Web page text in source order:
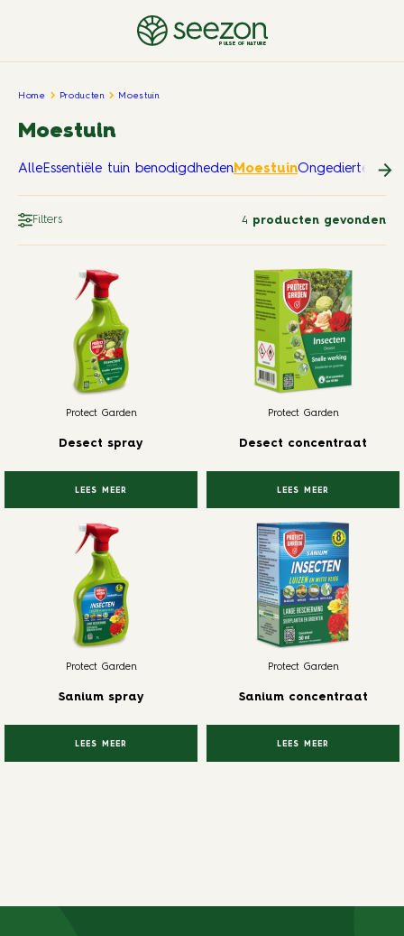
PULSE OF NATURE
Home Producten Moestuin
Moestuin
AlleEssentiële tuin benodigdhedenMoestuinOngedierte in
Filters 4 producten gevonden
Protect Garden
Desect spray
LEES MEER
Protect Garden
Desect concentraat
LEES MEER
Protect Garden
Sanium spray
LEES MEER
Protect Garden
Sanium concentraat
LEES MEER